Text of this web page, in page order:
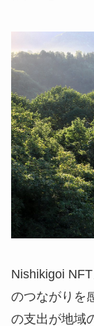
Nishikigoi
のつながりを
の支出が地域